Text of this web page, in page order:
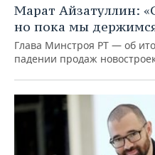
Марат Айзатуллин:
но пока мы
Глава Минстроя РТ — об
падении продаж